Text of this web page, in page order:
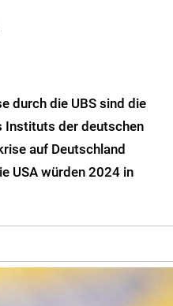
durch die UBS sind die
Instituts der deutschen
auf Deutschland
USA würden 2024 in